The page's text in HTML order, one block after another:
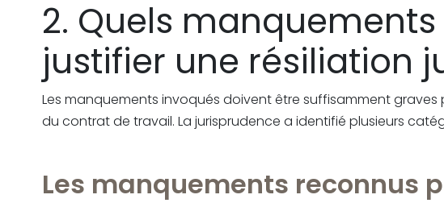
2. Quels
justifier une résiliation
Les manquements invoqués doivent être suffisamment
du contrat de travail. La jurisprudence a identifié plusieurs
Les manquements reconnus